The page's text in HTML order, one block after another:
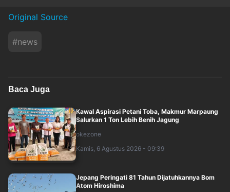
Original Source
#news
Baca Juga
Kawal Aspirasi Petani Toba, Makmur Marpaung
Salurkan 1 Ton Lebih Benih Jagung
okezone
Kamis, 6 Agustus 2026 - 09:39
Jepang Peringati 81 Tahun Dijatuhkannya Bom
Atom Hiroshima